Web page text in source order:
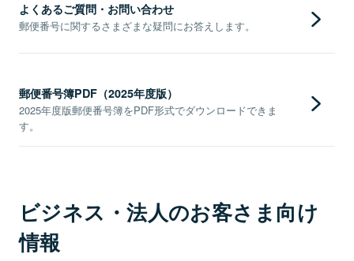
よくあるご質問・お問い合わせ
郵便番号に関するさまざまな疑問にお答えします。
郵便番号簿PDF（2025年度版）
2025年度版郵便番号簿をPDF形式でダウンロードできま
す。
ビジネス・法人のお客さま向け
情報